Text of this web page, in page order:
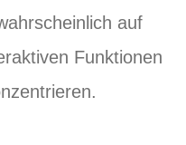
auf
Funktionen